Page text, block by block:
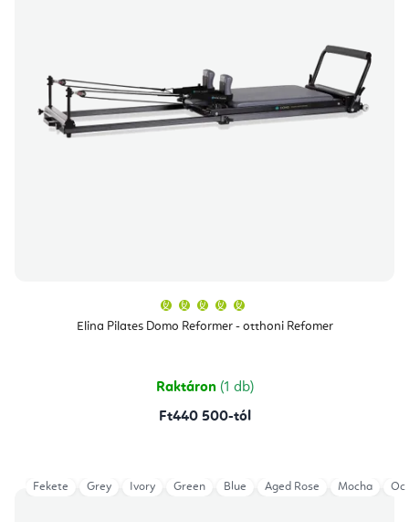
Elina Pilates Domo Reformer - otthoni Refomer
átlagos
értékelése
csillag.
Raktáron (1 db)
Ft440 500-tól
Fekete Grey Ivory Green Blue Aged Rose Mocha